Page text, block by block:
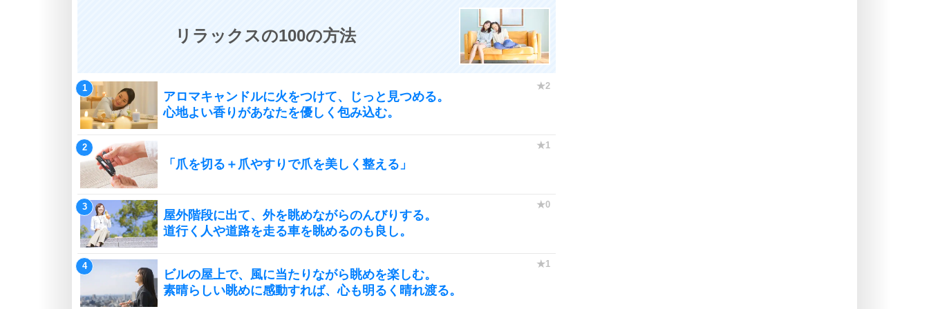
リラックスの100の方法
アロマキャンドルに火をつけて、じっと見つめる。
心地よい香りがあなたを優しく包み込む。
「爪を切る＋爪やすりで爪を美しく整える」
屋外階段に出て、外を眺めながらのんびりする。
道行く人や道路を走る車を眺めるのも良し。
ビルの屋上で、風に当たりながら眺めを楽しむ。
素晴らしい眺めに感動すれば、心も明るく晴れ渡る。